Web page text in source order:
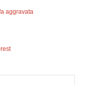
aggravata